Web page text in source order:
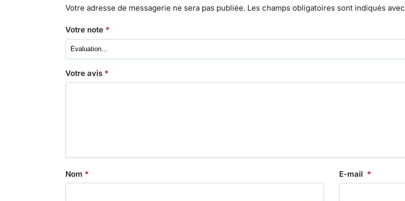
Votre adresse de messagerie ne sera pas publiée. Les champs obligatoires sont indiqués avec
Votre note *
Votre avis *
Nom * E-mail *